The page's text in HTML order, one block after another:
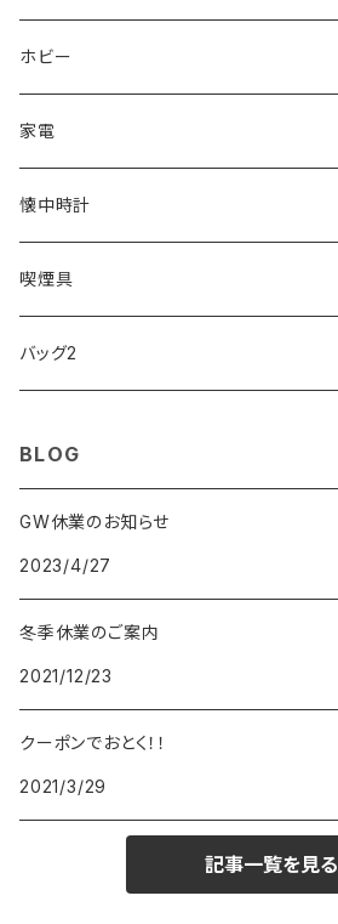
ORIENT
ZEPPELIN
SKAGEN
FOOTBALL WATCHES
ARCA FUTURA
DISNEY
FOREVER
CLUSE
Merge
ETTINGER
COACH
BVLGARI
VANQUISH
DUNHILL
BEAMZSQUARE
TOMMY HILFIGER
EMPORIO ARMANI
CALVIN KLEIN
DANIEL WELLINGTON
SWAROVSKI
VIVIENNE WESTWOOD
MICHAEL KORS
MARC JACOBS
DIESEL
Ellese
COLEMAN
MONTBLANC
Fashion Accessory Cllection
ISLAND
ATLANTIC STARS
VIVIENNE WESTWOOD
POLO RALPH LAUREN
ANDY HAWARD
G GUSTO
GULLWING
LESPORTSAC
PRADA
BROMPTON
HAMILTON
INCASE
RHYTHM
BLOSSOM
MONDAINE
MAWA
その他
TANACOCORO
WOODEN
CASIO
PARKER
PELIKAN
CROSS
MONTBLANC
SWAROVSKI
SMYTHSON
Barebones
FEUERHAND
CASIO
ふわりぃ
ERGO BABY
ホビー
その他
AMOS
OMMIX
COACH
家電
CREATE
TORAY
OMRON
Micol
懐中時計
MONDAINE
喫煙具
ZIPPO
バッグ2
BLOG
GW休業のお知らせ
2023/4/27
冬季休業のご案内
2021/12/23
クーポンでおとく！！
2021/3/29
記事一覧を見る